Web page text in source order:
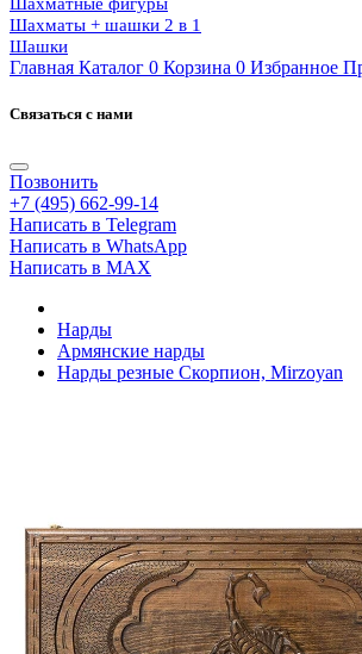
Шахматы + шашки 2 в 1
Шашки
Главная Каталог 0 Корзина 0 Избранное
Связаться с нами
Позвонить
+7 (495) 662-99-14
Написать в Telegram
Написать в WhatsApp
Написать в MAX
Нарды
Армянские нарды
Нарды резные Скорпион, Mirzoyan